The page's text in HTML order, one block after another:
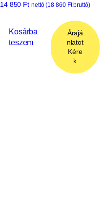
14 850 Ft nettó (18 860 Ftbruttó)
Kosárba
teszem
Árajá
nlatot
Kére
k